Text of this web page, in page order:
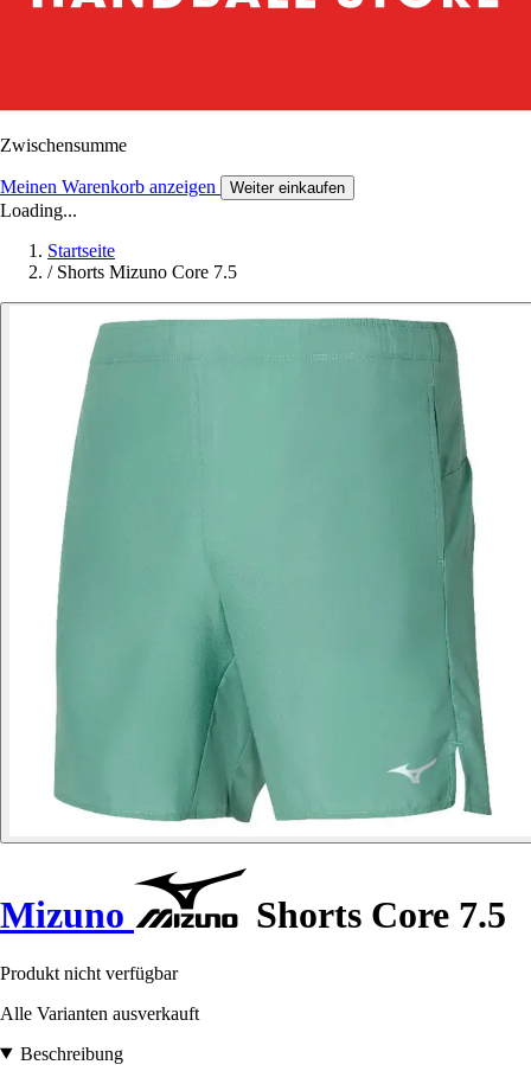
Zwischensumme
Meinen Warenkorb anzeigen Weiter einkaufen
Loading...
Startseite
/ Shorts Mizuno Core 7.5
Mizuno Shorts Core 7.5
Produkt nicht verfügbar
Alle Varianten ausverkauft
Beschreibung